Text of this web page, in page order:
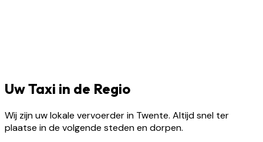
Uw Taxi in de Regio
Wij zijn uw lokale vervoerder in Twente. Altijd snel ter
plaatse in de volgende steden en dorpen.